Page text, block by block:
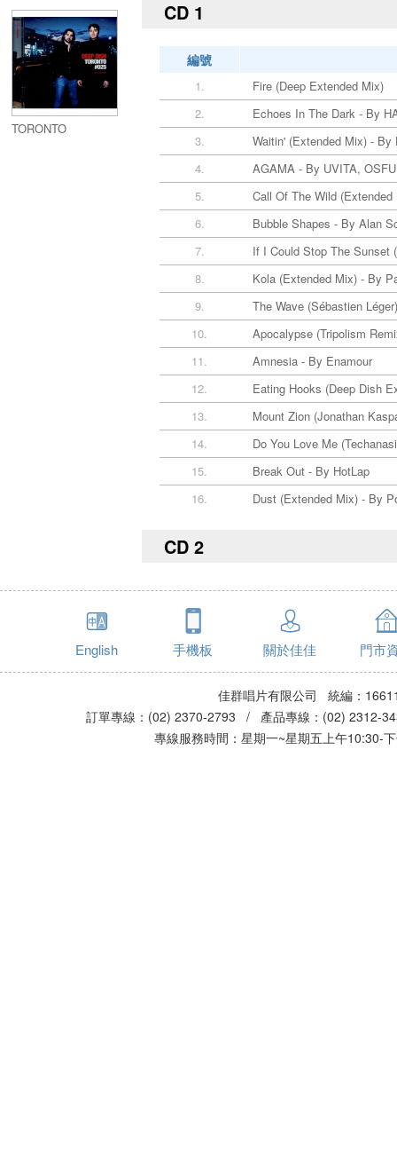
TORONTO
CD 1
編號
1.
Fire (Deep Extended Mix)
2.
Echoes In The Dark - By
3.
Waitin' (Extended Mix) - By
4.
AGAMA - By UVITA,
5.
Call Of The Wild
6.
Bubble Shapes - By Alan
7.
If I Could Stop The Sunset
8.
Kola (Extended Mix) - By
9.
The Wave (Sébastien
10.
Apocalypse (Tripolism
11.
Amnesia - By Enamour
12.
Eating Hooks (Deep Dish
13.
Mount Zion (Jonathan
14.
Do You Love Me
15.
Break Out - By HotLap
16.
Dust (Extended Mix) - By
CD 2
English 手機板 關於佳佳 門市
佳群唱片有限公司 統編：
訂單專線：(02) 2370-2793 / 產品專線：(02)
專線服務時間：星期一~星期五上午10:30-